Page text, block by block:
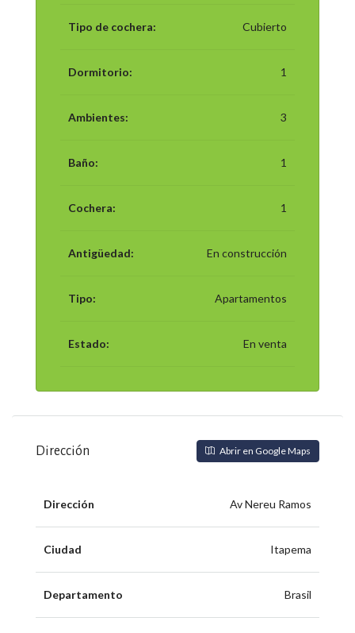
Tipo de cochera: Cubierto
Dormitorio: 1
Ambientes: 3
Baño: 1
Cochera: 1
Antigüedad: En construcción
Tipo: Apartamentos
Estado: En venta
Dirección Abrir en Google Maps
Dirección Av Nereu Ramos
Ciudad Itapema
Departamento Brasil